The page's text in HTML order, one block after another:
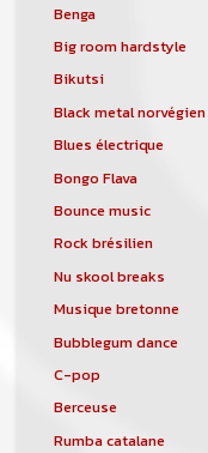
Benga
Big room hardstyle
Bikutsi
Black metal norvégien
Blues électrique
Bongo Flava
Bounce music
Rock brésilien
Nu skool breaks
Musique bretonne
Bubblegum dance
C-pop
Berceuse
Rumba catalane